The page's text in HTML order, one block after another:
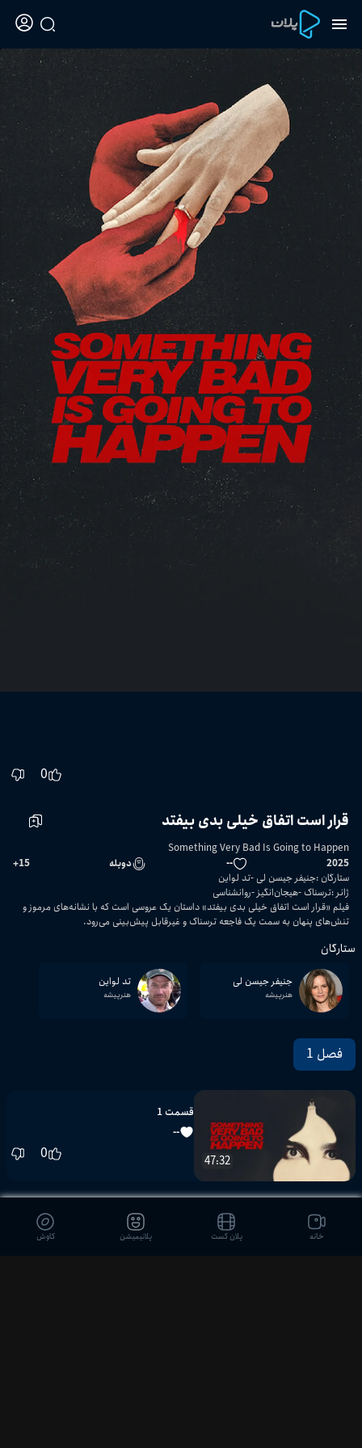
0
قرار است اتفاق خیلی بدی بیفتد
Something Very Bad Is Going to Happen
2025
-- دوبله 15
+
ستارگان :جنیفر جیسن لی تد لواین
ژانر:ترسناک هیجان‌انگیز روانشناسی
فیلم «قرار است اتفاق خیلی بدی بیفتد» داستان یک عروسی است که با نشانه‌های مرموز و
تنش‌های پنهان به سمت یک فاجعه ترسناک و غیرقابل پیش‌بینی می‌رود.
ستارگان
جنیفر جیسن لی
هنرپیشه
تد لواین
هنرپیشه
فصل 1
47:32
قسمت 1
--
0
ویدیوهای مشابه
خانه پلان کست پلانیمیشن کاوش